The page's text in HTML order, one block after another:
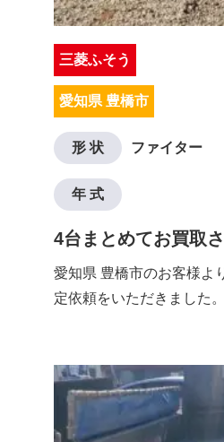
三菱ふそう
愛知県 豊橋市
形 状 ファイター
年 式
4台まとめてお買取
愛知県 豊橋市のお客様よ
定依頼をいただきました